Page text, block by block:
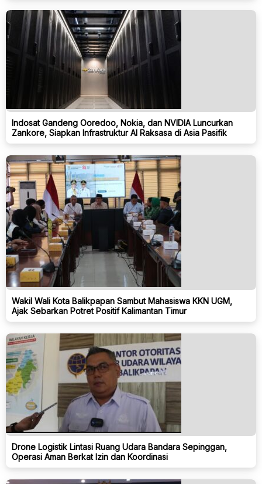
Indosat Gandeng Ooredoo, Nokia, dan NVIDIA Luncurkan
Zankore, Siapkan Infrastruktur AI Raksasa di Asia Pasifik
Wakil Wali Kota Balikpapan Sambut Mahasiswa KKN UGM,
Ajak Sebarkan Potret Positif Kalimantan Timur
Drone Logistik Lintasi Ruang Udara Bandara Sepinggan,
Operasi Aman Berkat Izin dan Koordinasi